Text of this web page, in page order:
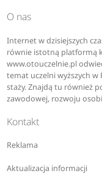
O nas
Internet w dzisiejszych
równie istotną platformą
www.otouczelnie.pl
temat uczelni wyższych w
staży. Znajdą tu również
zawodowej, rozwoju
Kontakt
Reklama
Aktualizacja informacji